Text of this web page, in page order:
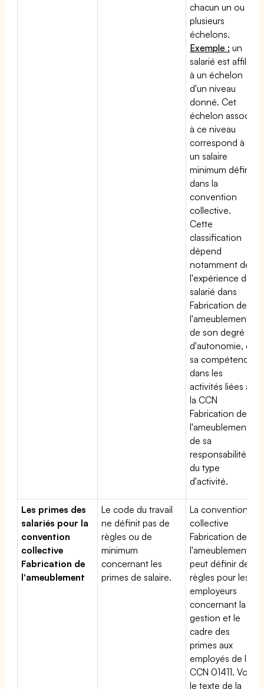
chacun un ou
plusieurs
échelons.
Exemple : un
salarié est affilié
à un échelon
d'un niveau
donné. Cet
échelon associé
à ce niveau
correspond à
un salaire
minimum défini
dans la
convention
collective.
Cette
classification
dépend
notamment de
l'expérience du
salarié dans
Fabrication de
l'ameublement,
de son degré
d'autonomie, de
sa compétence
dans les
activités liées à
la CCN
Fabrication de
l'ameublement,
de sa
responsabilité et
du type
d'activité.
Les primes des
salariés pour la
convention
collective
Fabrication de
l'ameublement
Le code du travail
ne définit pas de
règles ou de
minimum
concernant les
primes de salaire.
La convention
collective
Fabrication de
l'ameublement
peut définir des
règles pour les
employeurs
concernant la
gestion et le
cadre des
primes aux
employés de la
CCN 01411. Voir
le texte de la